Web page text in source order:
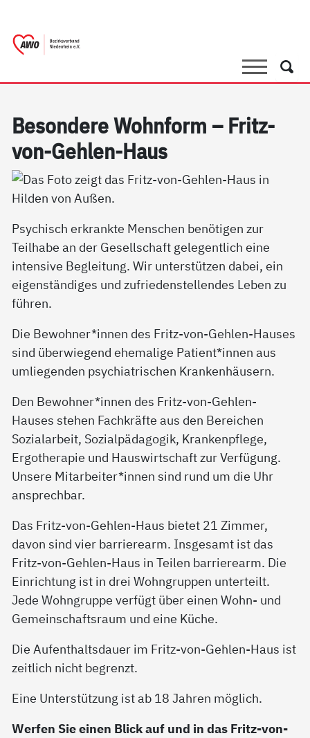
SucheSuche
Be­son­de­re Wohn­form – Fritz-
von-Geh­len-Haus
Psychisch erkrankte Menschen benötigen zur
Teilhabe an der Gesellschaft gelegentlich eine
intensive Begleitung. Wir unterstützen dabei, ein
eigenständiges und zufriedenstellendes Leben zu
führen.
Die Bewohner*innen des Fritz-von-Gehlen-Hauses
sind überwiegend ehemalige Patient*innen aus
umliegenden psychiatrischen Krankenhäusern.
Den Bewohner*innen des Fritz-von-Gehlen-
Hauses stehen Fachkräfte aus den Bereichen
Sozialarbeit, Sozialpädagogik, Krankenpflege,
Ergotherapie und Hauswirtschaft zur Verfügung.
Unsere Mitarbeiter*innen sind rund um die Uhr
ansprechbar.
Das Fritz-von-Gehlen-Haus bietet 21 Zimmer,
davon sind vier barrierearm. Insgesamt ist das
Fritz-von-Gehlen-Haus in Teilen barrierearm. Die
Einrichtung ist in drei Wohngruppen unterteilt.
Jede Wohngruppe verfügt über einen Wohn- und
Gemeinschaftsraum und eine Küche.
Die Aufenthaltsdauer im Fritz-von-Gehlen-Haus ist
zeitlich nicht begrenzt.
Eine Unterstützung ist ab 18 Jahren möglich.
Werfen Sie einen Blick auf und in das Fritz-von-